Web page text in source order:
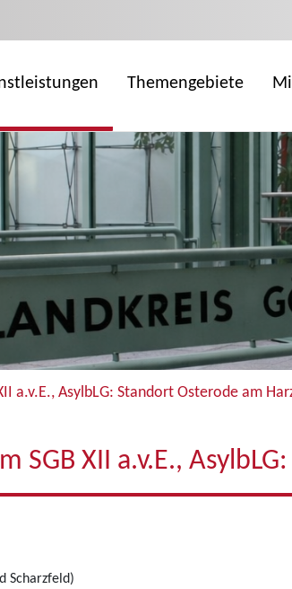
Themengebiete
a.v.E., AsylbLG: Standort Osterode am
SGB XII a.v.E.,
Scharzfeld)